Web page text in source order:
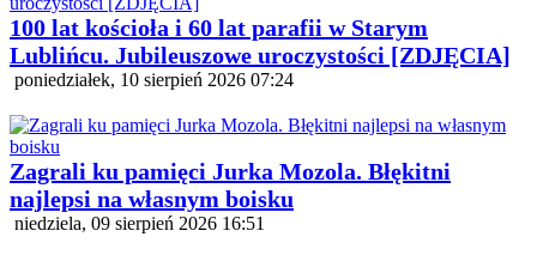
100 lat kościoła i 60 lat parafii w Starym
Lublińcu. Jubileuszowe uroczystości [ZDJĘCIA]
poniedziałek, 10 sierpień 2026 07:24
Zagrali ku pamięci Jurka Mozola. Błękitni
najlepsi na własnym boisku
niedziela, 09 sierpień 2026 16:51